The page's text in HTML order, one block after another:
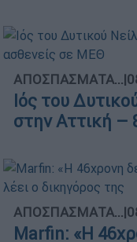
ΑΠΟΣΠΑΣΜΑΤΑ...|
Ιός του
στην Αττική –
ΑΠΟΣΠΑΣΜΑΤΑ...|
Marfin: «Η